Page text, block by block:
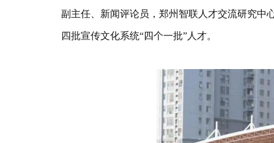
副主任、新闻评论员，郑州智联人才交流研究中
四批宣传文化系统“四个一批”人才。